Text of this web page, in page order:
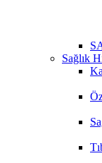
Sağlık